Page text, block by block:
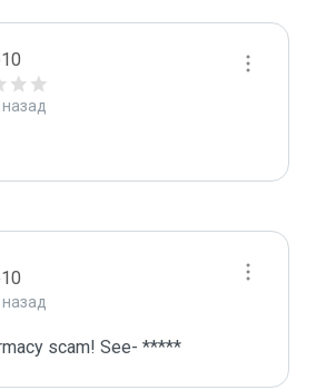
scam! See- *****